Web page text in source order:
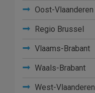
Oost-Vlaanderen
Regio Brussel
Vlaams-Brabant
Waals-Brabant
West-Vlaanderen